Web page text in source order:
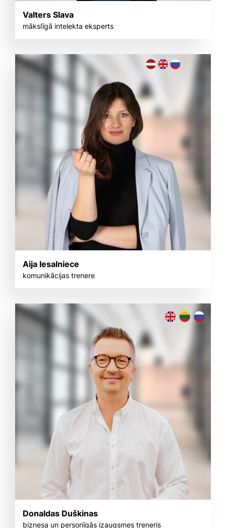
Valters Slava
mākslīgā intelekta eksperts
Aija Iesalniece
komunikācijas trenere
Donaldas Duškinas
biznesa un personīgās izaugsmes treneris